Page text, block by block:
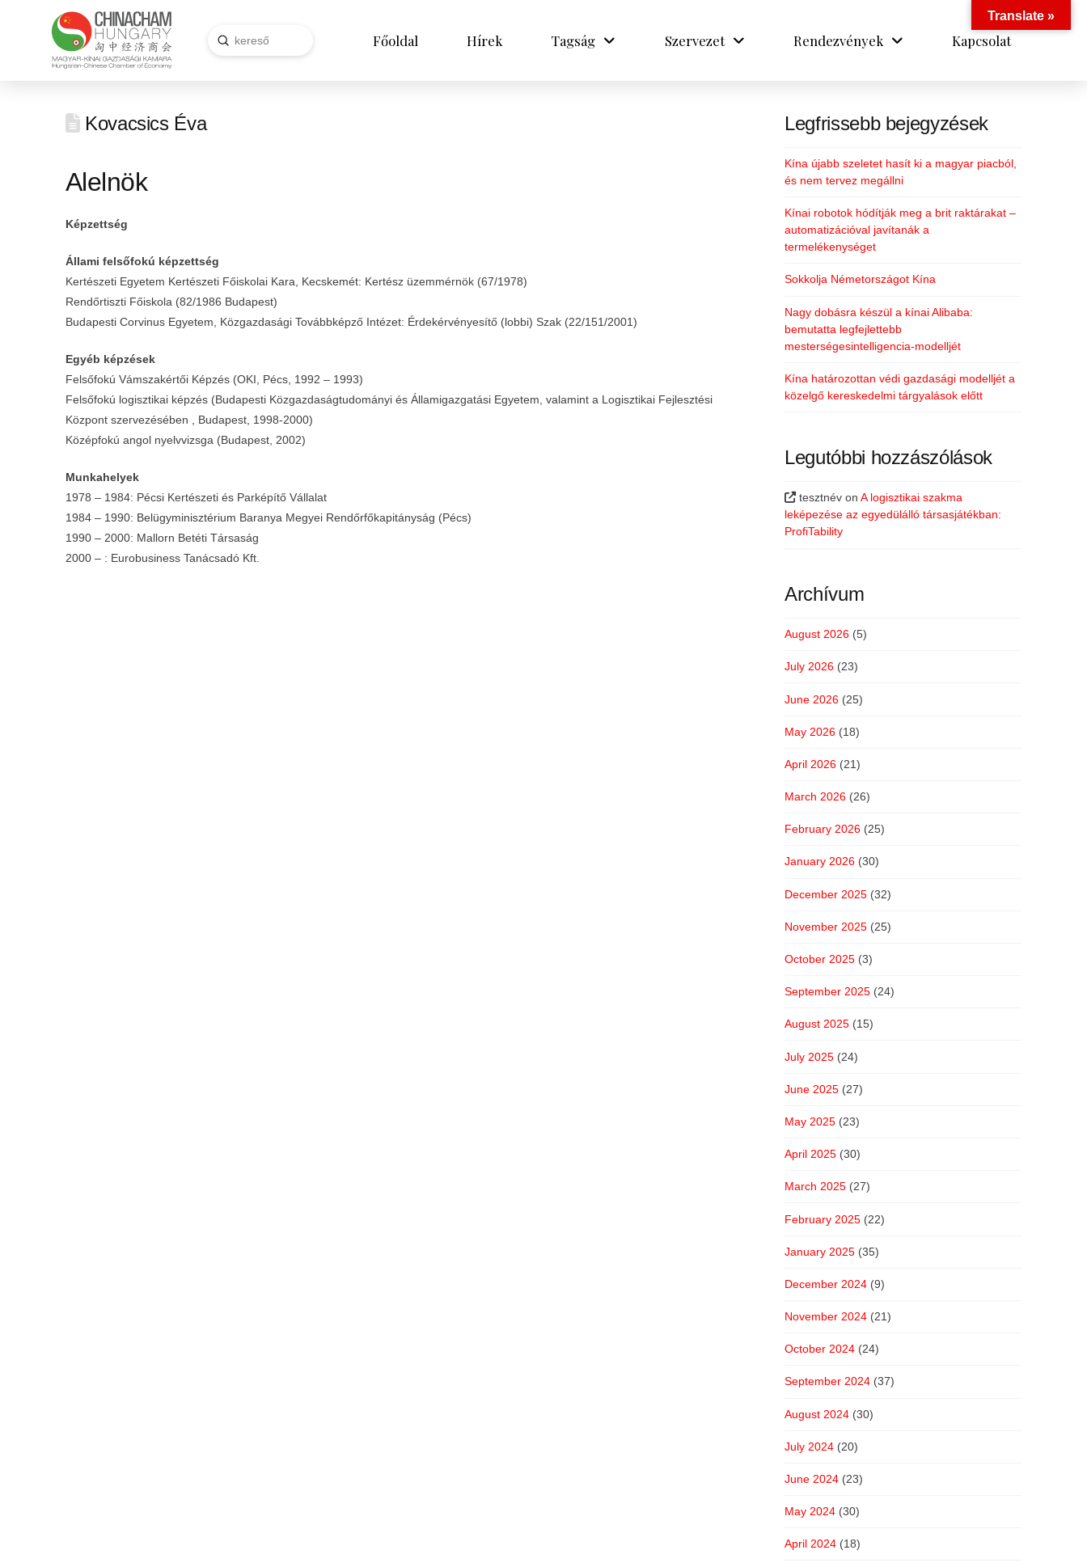
Search
Submit Főoldal Hírek Tagság Szervezet Rendezvények Kapcsolat
Kovacsics Éva
Alelnök
Képzettség
Állami felsőfokú képzettség
Kertészeti Egyetem Kertészeti Főiskolai Kara, Kecskemét: Kertész üzemmérnök (67/1978)
Rendőrtiszti Főiskola (82/1986 Budapest)
Budapesti Corvinus Egyetem, Közgazdasági Továbbképző Intézet: Érdekérvényesítő (lobbi) Szak (22/151/2001)
Egyéb képzések
Felsőfokú Vámszakértői Képzés (OKI, Pécs, 1992 – 1993)
Felsőfokú logisztikai képzés (Budapesti Közgazdaságtudományi és Államigazgatási Egyetem, valamint a Logisztikai Fejlesztési
Központ szervezésében , Budapest, 1998-2000)
Középfokú angol nyelvvizsga (Budapest, 2002)
Munkahelyek
1978 – 1984: Pécsi Kertészeti és Parképítő Vállalat
1984 – 1990: Belügyminisztérium Baranya Megyei Rendőrfőkapitányság (Pécs)
1990 – 2000: Mallorn Betéti Társaság
2000 – : Eurobusiness Tanácsadó Kft.
Legfrissebb bejegyzések
Kína újabb szeletet hasít ki a magyar piacból,
és nem tervez megállni
Kínai robotok hódítják meg a brit raktárakat –
automatizációval javítanák a
termelékenységet
Sokkolja Németországot Kína
Nagy dobásra készül a kínai Alibaba:
bemutatta legfejlettebb
mesterségesintelligencia-modelljét
Kína határozottan védi gazdasági modelljét a
közelgő kereskedelmi tárgyalások előtt
Legutóbbi hozzászólások
tesztnév onA logisztikai szakma
leképezése az egyedülálló társasjátékban:
ProfiTability
Archívum
August 2026 (5)
July 2026 (23)
June 2026 (25)
May 2026 (18)
April 2026 (21)
March 2026 (26)
February 2026 (25)
January 2026 (30)
December 2025 (32)
November 2025 (25)
October 2025 (3)
September 2025 (24)
August 2025 (15)
July 2025 (24)
June 2025 (27)
May 2025 (23)
April 2025 (30)
March 2025 (27)
February 2025 (22)
January 2025 (35)
December 2024 (9)
November 2024 (21)
October 2024 (24)
September 2024 (37)
August 2024 (30)
July 2024 (20)
June 2024 (23)
May 2024 (30)
April 2024 (18)
Translate »